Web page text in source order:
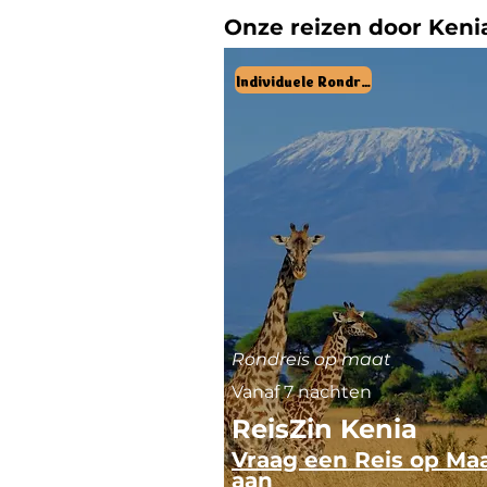
Onze reizen door
Vraag een Reis op
aan
ReisZin Kenia
Vanaf 7 nachten
Rondreis op maat
Individuele Rondreis